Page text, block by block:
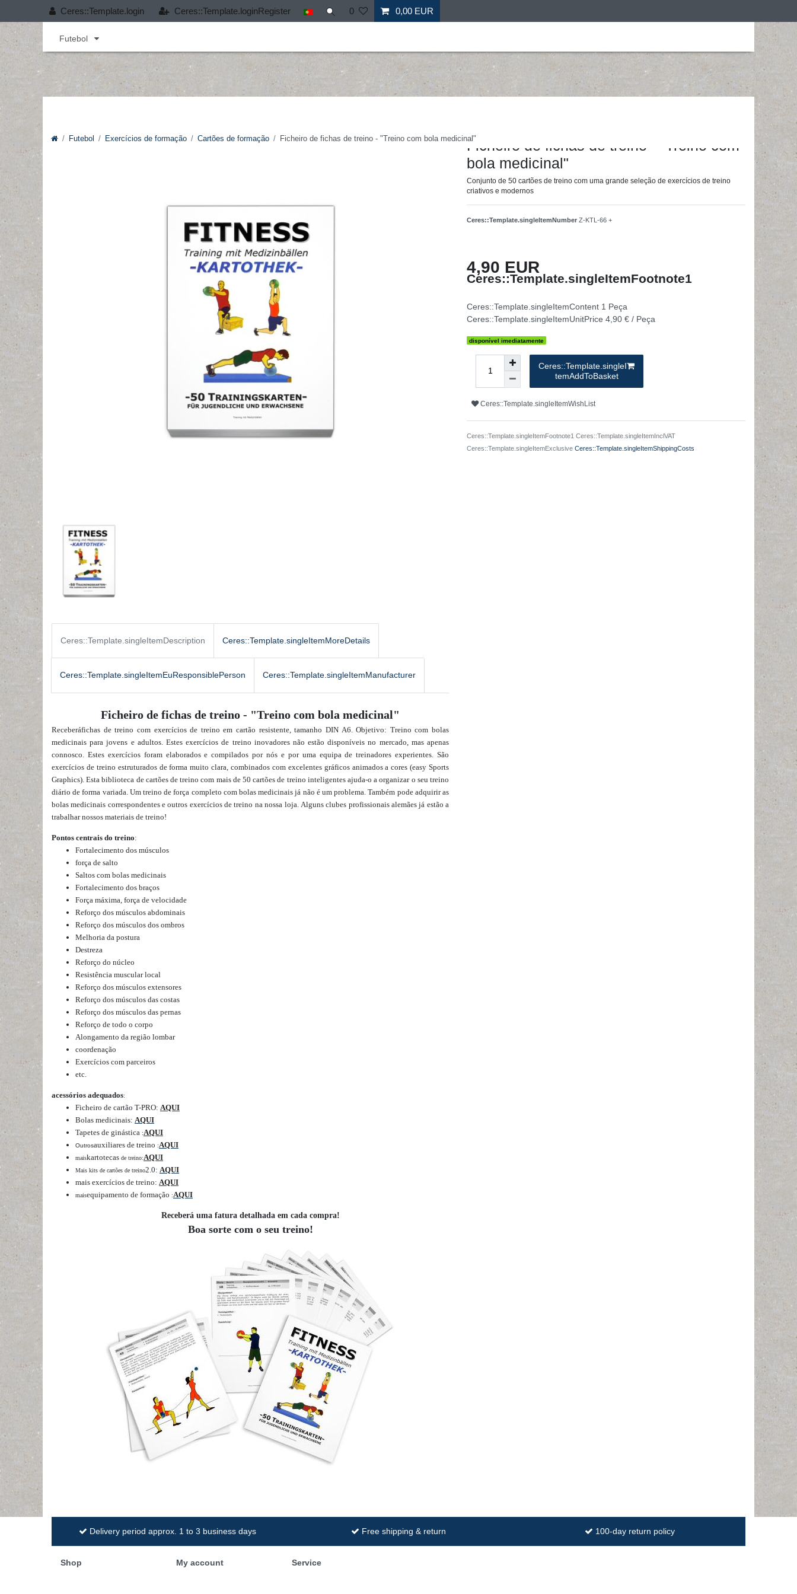
Ceres::Template.login Ceres::Template.loginRegister 0 0,00 EUR
Andebol Cobertura T-PRO Desporto infantil Fitness Mais desporto Ofertas especiais
Futebol
Futebol Exercícios de formação Cartões de formação Ficheiro de fichas de treino - "Treino com bola medicinal"Ficheiro de fichas de treino - "Treino com
bola medicinal"
Conjunto de 50 cartões de treino com uma grande seleção de exercícios de treino
criativos e modernos
Ceres::Template.singleItemNumber Z-KTL-66 +
4,90 EUR
Ceres::Template.singleItemFootnote1
Ceres::Template.singleItemContent 1 Peça
Ceres::Template.singleItemUnitPrice 4,90 € / Peça
disponível imediatamente
Ceres::Template.singleI
temAddToBasket
Ceres::Template.singleItemWishList
Ceres::Template.singleItemFootnote1 Ceres::Template.singleItemInclVAT
Ceres::Template.singleItemExclusive Ceres::Template.singleItemShippingCosts
Ceres::Template.singleItemDescription Ceres::Template.singleItemMoreDetails
Ceres::Template.singleItemEuResponsiblePerson Ceres::Template.singleItemManufacturer
Ficheiro de fichas de treino - "Treino com bola medicinal"
Receberáfichas de treino com exercícios de treino em cartão resistente, tamanho DIN A6. Objetivo: Treino com bolas
medicinais para jovens e adultos. Estes exercícios de treino inovadores não estão disponíveis no mercado, mas apenas
connosco. Estes exercícios foram elaborados e compilados por nós e por uma equipa de treinadores experientes. São
exercícios de treino estruturados de forma muito clara, combinados com excelentes gráficos animados a cores (easy Sports
Graphics) . Esta biblioteca de cartões de treino com mais de 50 cartões de treino inteligentes ajuda-o a organizar o seu treino
diário de forma variada. Um treino de força completo com bolas medicinais já não é um problema. Também pode adquirir as
bolas medicinais correspondentes e outros exercícios de treino na nossa loja. Alguns clubes profissionais alemães já estão a
trabalharnossos materiais de treino!
Pontos centrais do treino:
Fortalecimento dos músculos
força de salto
Saltos com bolas medicinais
Fortalecimento dos braços
Força máxima, força de velocidade
Reforço dos músculos abdominais
Reforço dos músculos dos ombros
Melhoria da postura
Destreza
Reforço do núcleo
Resistência muscular local
Reforço dos músculos extensores
Reforço dos músculos das costas
Reforço dos músculos das pernas
Reforço de todo o corpo
Alongamento da região lombar
coordenação
Exercícios com parceiros
etc.
acessórios adequados:
Ficheiro de cartão T-PRO: AQUI
Bolas medicinais: AQUI
Tapetes de ginástica :AQUI
Outrosauxiliares de treino :AQUI
maiskartotecas de treino:AQUI
Mais kits de cartões de treino2.0: AQUI
mais exercícios de treino: AQUI
maisequipamento de formação :AQUI
Receberá uma fatura detalhada em cada compra!
Boa sorte com o seu treino!
Delivery period approx. 1 to 3 business days Free shipping & return 100-day return policy
Shop My account Service